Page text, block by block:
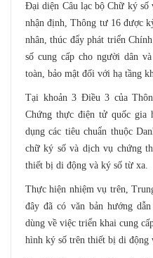
Đại diện Câu lạc bộ Chữ ký
nhận định, Thông tư 16 được
nhân, thúc đẩy phát triển
số cung cấp cho người dân
toàn, bảo mật đối với hạ tầng
Tại khoản 3 Điều 3 của
Chứng thực điện tử quốc gia
dụng các tiêu chuẩn thuộc
chữ ký số và dịch vụ chứng
thiết bị di động và ký số từ xa.
Thực hiện nhiệm vụ trên,
đây đã có văn bản hướng
dùng về việc triển khai cung
hình ký số trên thiết bị di động